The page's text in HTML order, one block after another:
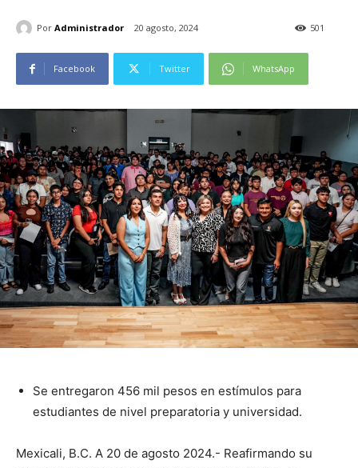
Por Administrador 20 agosto, 2024 501
Facebook Twitter WhatsApp
Se entregaron 456 mil pesos en estímulos para
estudiantes de nivel preparatoria y universidad.
Mexicali, B.C. A 20 de agosto 2024.- Reafirmando su